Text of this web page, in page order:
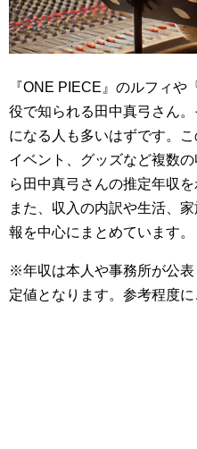
『ONE PIECE』のルフィや
役で知られる田中真弓さん
になる人も多いはずです。
イベント、グッズなど複数
ら田中真弓さんの推定年収
また、収入の内訳や生活、
報を中心にまとめています。
※年収は本人や事務所が公
定値となります。参考程度に